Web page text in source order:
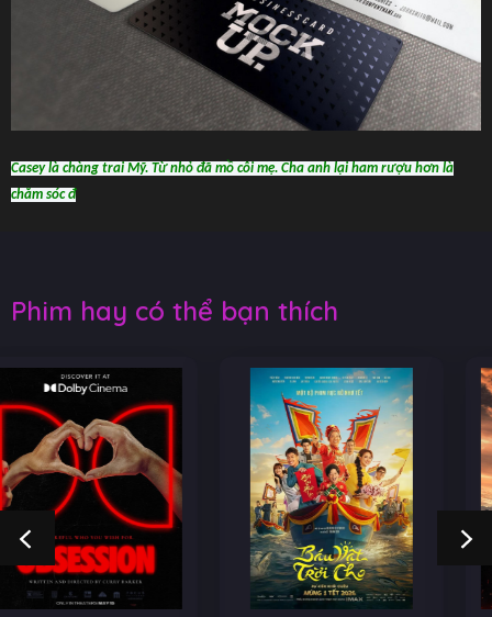
Casey là chàng trai Mỹ. Từ nhỏ đã mồ côi mẹ. Cha anh lại ham rượu hơn là
chăm sóc đ
Phim hay có thể bạn thích